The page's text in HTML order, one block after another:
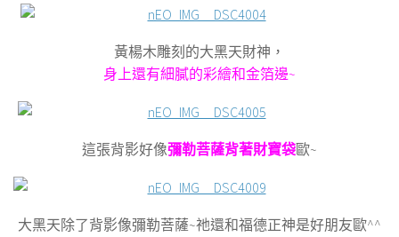
黃楊木雕刻的大黑天財神，
身上還有細膩的彩繪和金箔邊~
這張背影好像彌勒菩薩背著財寶袋歐~
大黑天除了背影像彌勒菩薩~祂還和福德正神是好朋友歐^^